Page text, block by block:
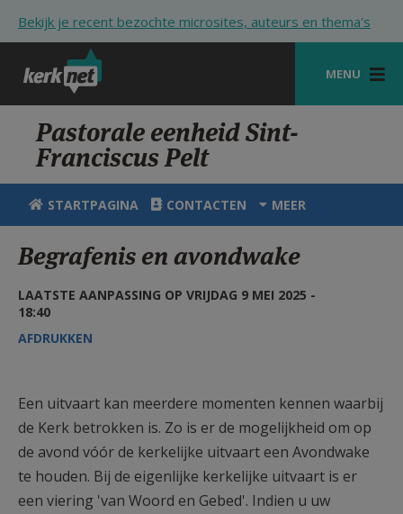
Bekijk je recent bezochte microsites, auteurs en thema's
MENU
STARTPAGINA
KERK
VIERINGEN
ZOEKEN
HULP
STARTPAGINA PORTAAL
AANMELDEN OF REGISTREREN
Pastorale eenheid Sint-
Franciscus Pelt
STARTPAGINA CONTACTEN MEER
Begrafenis en avondwake
LAATSTE AANPASSING OP VRIJDAG 9 MEI 2025 -
18:40
AFDRUKKEN
Een uitvaart kan meerdere momenten kennen waarbij
de Kerk betrokken is. Zo is er de mogelijkheid om op
de avond vóór de kerkelijke uitvaart een Avondwake
te houden. Bij de eigenlijke kerkelijke uitvaart is er
een viering 'van Woord en Gebed'. Indien u uw